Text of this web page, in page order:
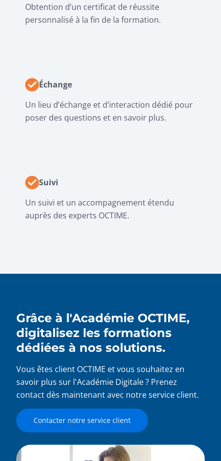
Obtention d’un certificat de réussite
personnalisé à la fin de la formation.
Échange
Un lieu d’échange et d’interaction dédié pour
poser des questions et en savoir plus.
Suivi
Un suivi et un accompagnement étendu
auprès des experts OCTIME.
Grâce à l'Académie OCTIME,
digitalisez les formations
dédiées à nos solutions.
Vous êtes client OCTIME et vous souhaitez en
savoir plus sur l'Académie Digitale ? Prenez
contact dès maintenant avec notre service client.
Contacter notre service client